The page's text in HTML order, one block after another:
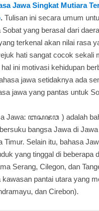
Jawa Singkat Mutiara
. Tulisan ini secara umum
yang berasal dari
terkenal akan nilai rasa
hati sangat cocok sekali
ini motivasi kehidupan
jawa setidaknya ada
jawa yang pantas untuk
Jawa: ꦧꦱꦗꦮ ) adalah
bangsa Jawa di Jawa
Timur. Selain itu, bahasa
yang tinggal di beberapa
Serang, Cilegon, dan
pantai utara yang
dan Cirebon).